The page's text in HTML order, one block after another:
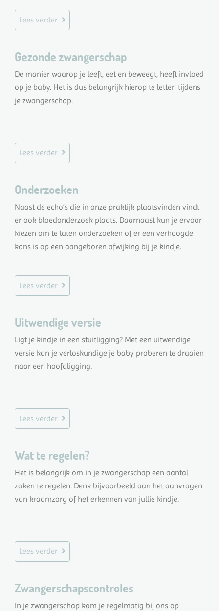
Lees verder
Gezonde zwangerschap
De manier waarop je leeft, eet en beweegt, heeft invloed
op je baby. Het is dus belangrijk hierop te letten tijdens
je zwangerschap.
Lees verder
Onderzoeken
Naast de echo’s die in onze praktijk plaatsvinden vindt
er ook bloedonderzoek plaats. Daarnaast kun je ervoor
kiezen om te laten onderzoeken of er een verhoogde
kans is op een aangeboren afwijking bij je kindje.
Lees verder
Uitwendige versie
Ligt je kindje in een stuitligging? Met een uitwendige
versie kan je verloskundige je baby proberen te draaien
naar een hoofdligging.
Lees verder
Wat te regelen?
Het is belangrijk om in je zwangerschap een aantal
zaken te regelen. Denk bijvoorbeeld aan het aanvragen
van kraamzorg of het erkennen van jullie kindje.
Lees verder
Zwangerschapscontroles
In je zwangerschap kom je regelmatig bij ons op